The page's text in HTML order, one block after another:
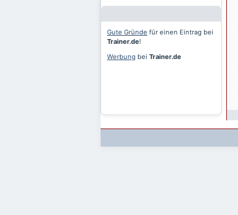
Gute Gründe für einen Eintrag bei
Trainer.de!
Werbung bei Trainer.de